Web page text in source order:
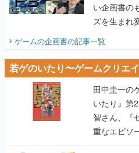
い企画書の
ズを生まれ
ビュー】
ゲームの企画書の記事一覧
若ゲのいたり〜ゲームクリエ
田中圭一の
いたり』第
智さん、『
重なエピソ